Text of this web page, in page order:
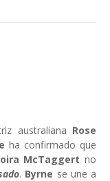
australiana Rose
ha confirmado que
McTaggert no
. Byrne se une a